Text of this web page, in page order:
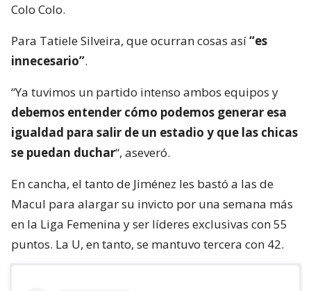
Colo Colo.
Para Tatiele Silveira, que ocurran cosas así“es
innecesario”.
“Ya tuvimos un partido intenso ambos equipos y
debemos entender cómo podemos generar esa
igualdad para salir de un estadio y que las chicas
se puedan duchar“, aseveró.
En cancha, el tanto de Jiménez les bastó a las de
Macul para alargar su invicto por una semana más
en la Liga Femenina y ser líderes exclusivas con 55
puntos. La U, en tanto, se mantuvo tercera con 42.